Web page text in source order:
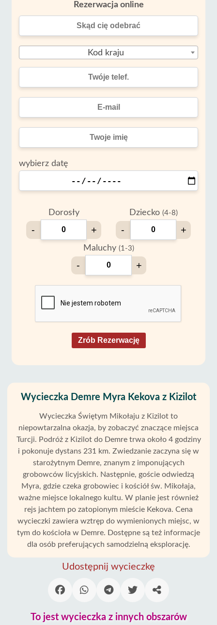
Rezerwacja online
Kod kraju
wybierz datę
Dorosły
- +
Dziecko (4-8)
- +
Maluchy (1-3)
- +
Zrób Rezerwację
Wycieczka Demre Myra Kekova z Kizilot
Wycieczka Świętym Mikołaju z Kizilot to
niepowtarzalna okazja, by zobaczyć znaczące miejsca
Turcji. Podróż z Kizilot do Demre trwa około 4 godziny
i pokonuje dystans 231 km. Zwiedzanie zaczyna się w
starożytnym Demre, znanym z imponujących
grobowców licyjskich. Następnie, goście odwiedzą
Myra, gdzie czeka grobowiec i kościół św. Mikołaja,
ważne miejsce lokalnego kultu. W planie jest również
rejs jachtem po zatopionym mieście Kekova. Cena
wycieczki zawiera wztręp do wymienionych miejsc, w
tym do kościoła w Demre. Dostępne są też informacje
dla osób preferujących samodzielną eksplorację.
Udostępnij wycieczkę
To jest wycieczka z innych obszarów